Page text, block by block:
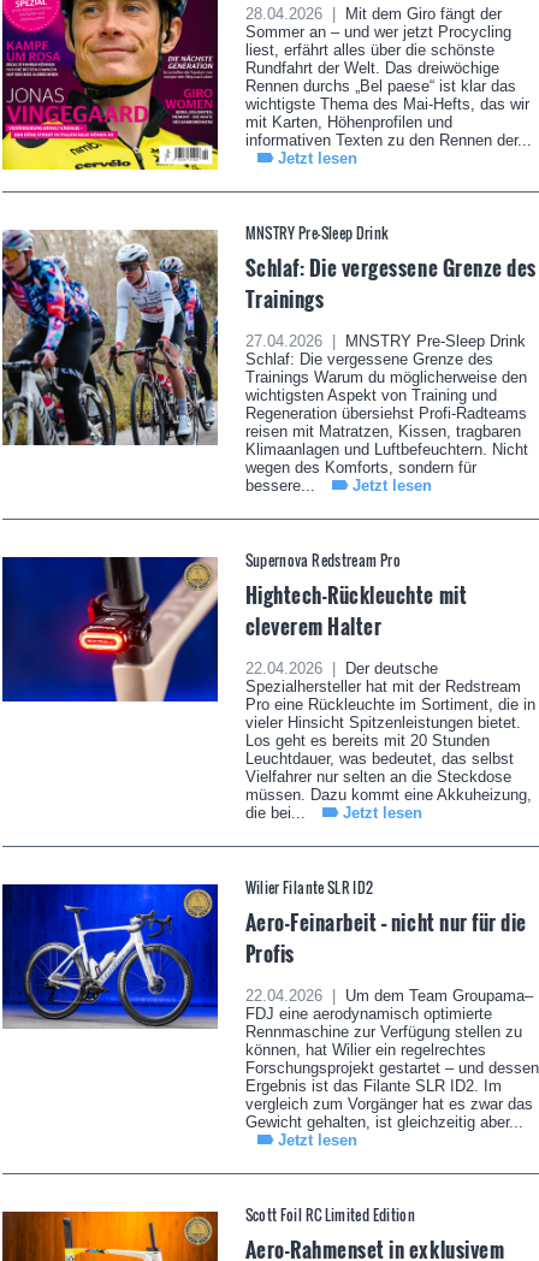
28.04.2026 |
Mit dem Giro fängt der
Sommer an – und wer jetzt Procycling
liest, erfährt alles über die schönste
Rundfahrt der Welt. Das dreiwöchige
Rennen durchs „Bel paese“ ist klar das
wichtigste Thema des Mai-Hefts, das wir
mit Karten, Höhenprofilen und
informativen Texten zu den Rennen der...
Jetzt lesen
MNSTRY Pre-Sleep Drink
Schlaf: Die vergessene Grenze des
Trainings
27.04.2026 |
MNSTRY Pre-Sleep Drink
Schlaf: Die vergessene Grenze des
Trainings Warum du möglicherweise den
wichtigsten Aspekt von Training und
Regeneration übersiehst Profi-Radteams
reisen mit Matratzen, Kissen, tragbaren
Klimaanlagen und Luftbefeuchtern. Nicht
wegen des Komforts, sondern für
bessere...
Jetzt lesen
Supernova Redstream Pro
Hightech-Rückleuchte mit
cleverem Halter
22.04.2026 |
Der deutsche
Spezialhersteller hat mit der Redstream
Pro eine Rückleuchte im Sortiment, die in
vieler Hinsicht Spitzenleistungen bietet.
Los geht es bereits mit 20 Stunden
Leuchtdauer, was bedeutet, das selbst
Vielfahrer nur selten an die Steckdose
müssen. Dazu kommt eine Akkuheizung,
die bei...
Jetzt lesen
Wilier Filante SLR ID2
Aero-Feinarbeit – nicht nur für die
Profis
22.04.2026 |
Um dem Team Groupama–
FDJ eine aerodynamisch optimierte
Rennmaschine zur Verfügung stellen zu
können, hat Wilier ein regelrechtes
Forschungsprojekt gestartet – und dessen
Ergebnis ist das Filante SLR ID2. Im
vergleich zum Vorgänger hat es zwar das
Gewicht gehalten, ist gleichzeitig aber...
Jetzt lesen
Scott Foil RC Limited Edition
Aero-Rahmenset in exklusivem